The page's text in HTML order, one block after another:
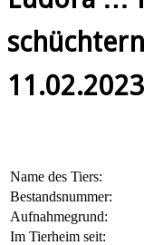
11.02.2023
Name des Tiers:
Bestandsnummer:
Aufnahmegrund:
Im Tierheim seit: